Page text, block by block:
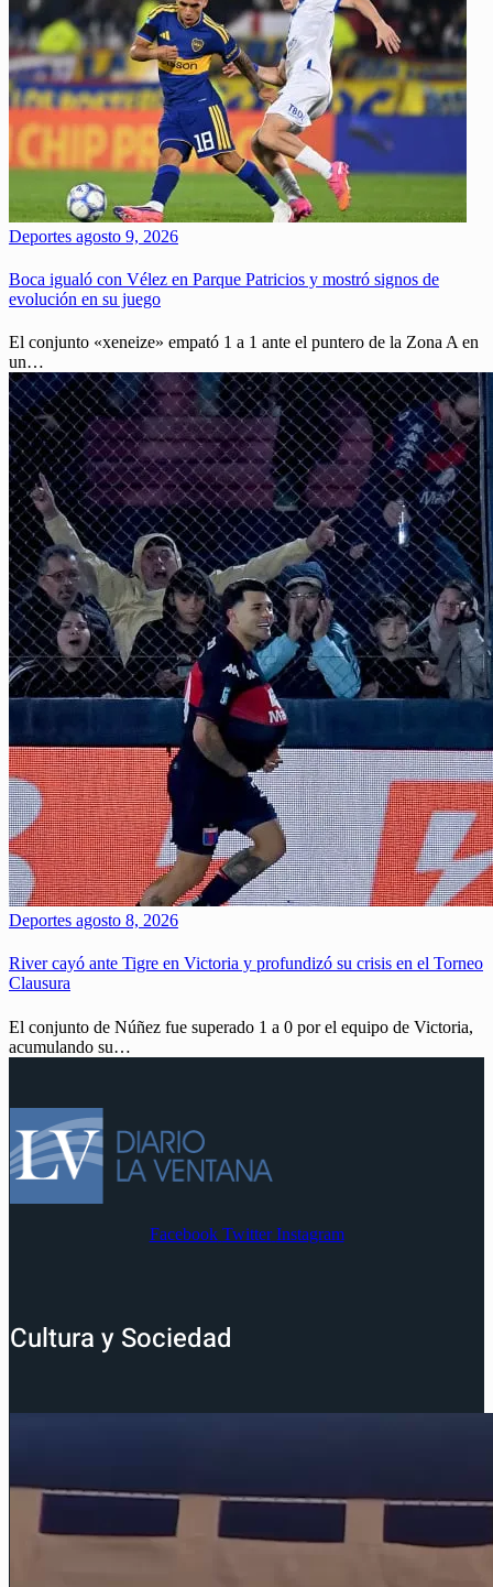
Deportes agosto 9, 2026
Boca igualó con Vélez en Parque Patricios y mostró signos de
evolución en su juego
El conjunto «xeneize» empató 1 a 1 ante el puntero de la Zona A en
un…
Deportes agosto 8, 2026
River cayó ante Tigre en Victoria y profundizó su crisis en el Torneo
Clausura
El conjunto de Núñez fue superado 1 a 0 por el equipo de Victoria,
acumulando su…
Facebook Twitter Instagram
Cultura y Sociedad